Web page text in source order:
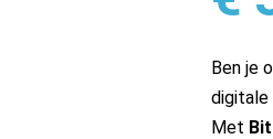
Ben je
digitale
Met